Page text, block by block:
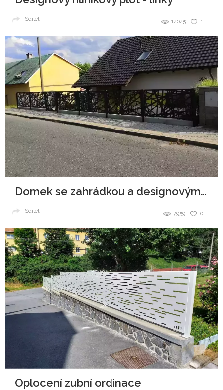
1
14045
Sdílet
Domek se zahrádkou a designovým plotem
0
7959
Sdílet
Oplocení zubní ordinace